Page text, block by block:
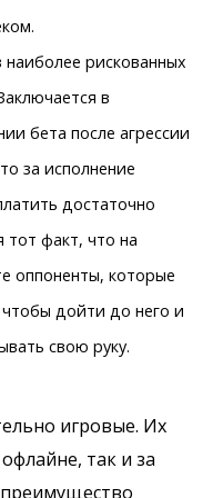
наиболее рискованных
в
бета после агрессии
за исполнение
достаточно
тот факт, что на
оппоненты, которые
чтобы дойти до него и
свою руку.
игровые. Их
так и за